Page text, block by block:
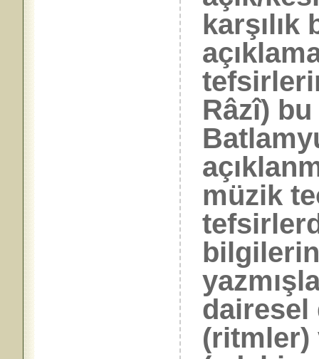
karşılık
Râzî)
müzik
(ritmler)